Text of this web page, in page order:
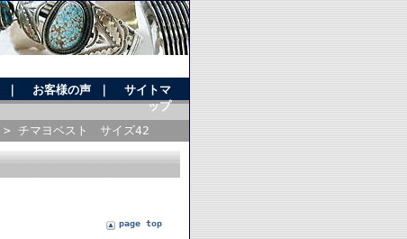
お客様の声
サイトマ
ップ
> チマヨベスト サイズ42
page top